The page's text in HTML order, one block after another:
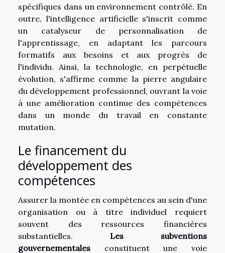
spécifiques dans un environnement contrôlé. En
outre, l'intelligence artificielle s'inscrit comme
un catalyseur de personnalisation de
l'apprentissage, en adaptant les parcours
formatifs aux besoins et aux progrès de
l'individu. Ainsi, la technologie, en perpétuelle
évolution, s'affirme comme la pierre angulaire
du développement professionnel, ouvrant la voie
à une amélioration continue des compétences
dans un monde du travail en constante
mutation.
Le financement du
développement des
compétences
Assurer la montée en compétences au sein d'une
organisation ou à titre individuel requiert
souvent des ressources financières
substantielles. Les subventions
gouvernementales constituent une voie